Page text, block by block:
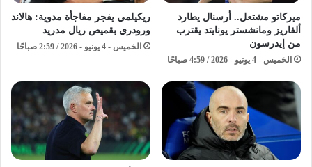
ميركاتو مشتعل.. أرسنال يطارد
ألفاريز ومانشستر يونايتد يقترب
من إيدرسون
الخميس - 4 يونيو - 2026 / 4:59 صباحًا
ريكيلمي يفجر مفاجأة مدوية: هالاند
ورودري بقميص ريال مدريد
الخميس - 4 يونيو - 2026 / 2:59 صباحًا